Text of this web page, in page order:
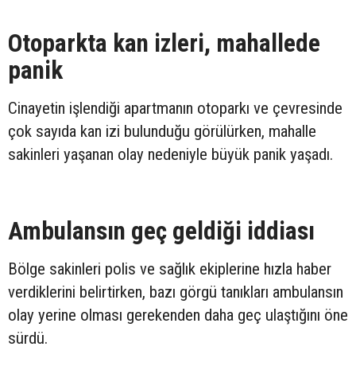
Otoparkta kan izleri, mahallede
panik
Cinayetin işlendiği apartmanın otoparkı ve çevresinde
çok sayıda kan izi bulunduğu görülürken, mahalle
sakinleri yaşanan olay nedeniyle büyük panik yaşadı.
Ambulansın geç geldiği iddiası
Bölge sakinleri polis ve sağlık ekiplerine hızla haber
verdiklerini belirtirken, bazı görgü tanıkları ambulansın
olay yerine olması gerekenden daha geç ulaştığını öne
sürdü.